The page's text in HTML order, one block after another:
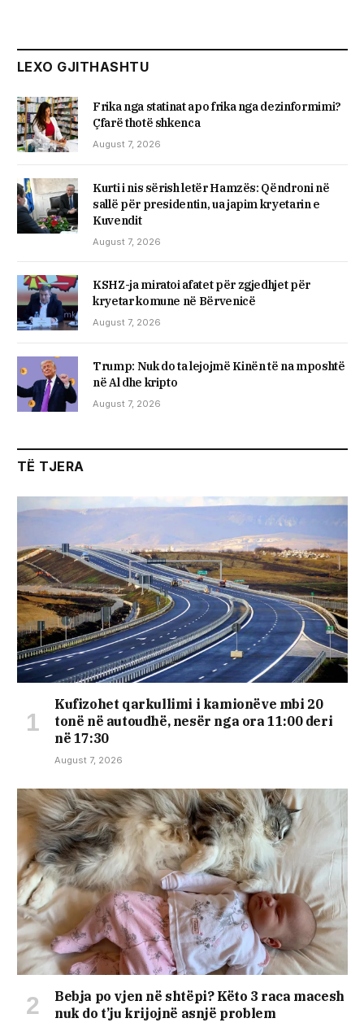
LEXO GJITHASHTU
Frika nga statinat apo frika nga dezinformimi?
Çfarë thotë shkenca
August 7, 2026
​Kurti i nis sërish letër Hamzës: Qëndroni në
sallë për presidentin, ua japim kryetarin e
Kuvendit
August 7, 2026
KSHZ-ja miratoi afatet për zgjedhjet për
kryetar komune në Bërvenicë
August 7, 2026
Trump: Nuk do ta lejojmë Kinën të na mposhtë
në Al dhe kripto
August 7, 2026
TË TJERA
Kufizohet qarkullimi i kamionëve mbi 20
tonë në autoudhë, nesër nga ora 11:00 deri
në 17:30
August 7, 2026
Bebja po vjen në shtëpi? Këto 3 raca macesh
nuk do t’ju krijojnë asnjë problem